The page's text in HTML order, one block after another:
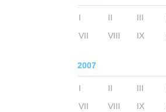
I II III
VII
VIII IX
2007
I II III
VII
VIII IX